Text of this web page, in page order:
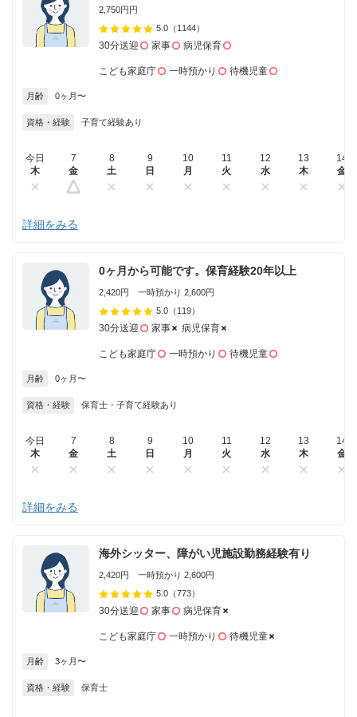
2,750円円
5.0 （1144）
30分送迎 家事 病児保育
こども家庭庁 一時預かり 待機児童
月齢 0ヶ月〜
資格・経験 子育て経験あり
今日
木
7
金
8
土
9
日
10
月
11
火
12
水
13
木
14
金
詳細をみる
0ヶ月から可能です。保育経験20年以上
2,420円 一時預かり 2,600円
5.0 （119）
30分送迎 家事 病児保育
こども家庭庁 一時預かり 待機児童
月齢 0ヶ月〜
資格・経験 保育士・子育て経験あり
今日
木
7
金
8
土
9
日
10
月
11
火
12
水
13
木
14
金
詳細をみる
海外シッター、障がい児施設勤務経験有り
2,420円 一時預かり 2,600円
5.0 （773）
30分送迎 家事 病児保育
こども家庭庁 一時預かり 待機児童
月齢 3ヶ月〜
資格・経験 保育士